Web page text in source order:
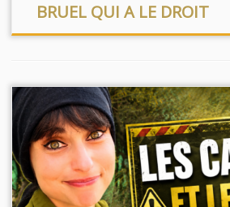
BRUEL QUI A LE DROIT